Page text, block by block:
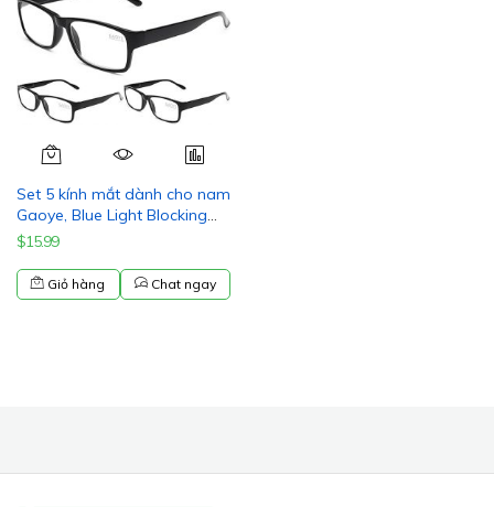
Set 5 kính mắt dành cho nam
Gaoye, Blue Light Blocking
Readers, Mens Prescription
$15.99
Giỏ hàng Chat ngay